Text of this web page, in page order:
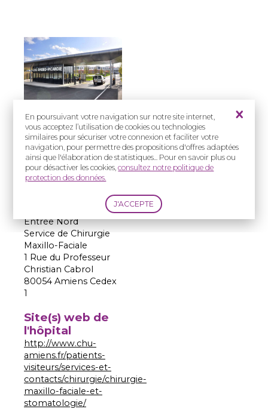
En poursuivant votre navigation sur notre site internet,
vous acceptez l’utilisation de cookies ou technologies
similaires pour sécuriser votre connexion et faciliter votre
navigation, pour permettre des propositions d'offres adaptées
ainsi que l'élaboration de statistiques... Pour en savoir plus ou
pour désactiver les cookies,consultez notre politique de
protection des données.
Prise en charge
:
Enfants et Adultes
Adresse(s) :
Entrée Nord
Service de Chirurgie
Maxillo-Faciale
1 Rue du Professeur
Christian Cabrol
80054 Amiens Cedex
1
Site(s) web de
l'hôpital
http://www.chu-
amiens.fr/patients-
visiteurs/services-et-
contacts/chirurgie/chirurgie-
maxillo-faciale-et-
stomatologie/